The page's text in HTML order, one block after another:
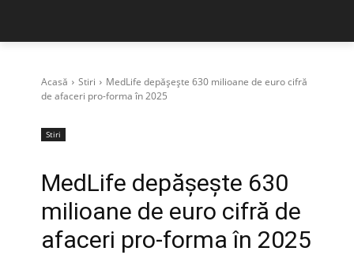
Acasă Stiri
MedLife depășește 630 milioane de euro cifră
de afaceri pro-forma în 2025
Stiri
MedLife depășește 630
milioane de euro cifră de
afaceri pro-forma în 2025